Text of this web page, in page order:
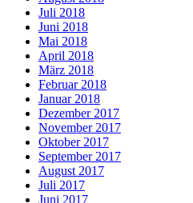
Juli 2018
Juni 2018
Mai 2018
April 2018
März 2018
Februar 2018
Januar 2018
Dezember 2017
November 2017
Oktober 2017
September 2017
August 2017
Juli 2017
Juni 2017